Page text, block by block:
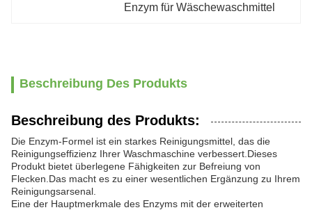
Enzym für Wäschewaschmittel
Beschreibung Des Produkts
Beschreibung des Produkts:
Die Enzym-Formel ist ein starkes Reinigungsmittel, das die
Reinigungseffizienz Ihrer Waschmaschine verbessert.Dieses
Produkt bietet überlegene Fähigkeiten zur Befreiung von
Flecken.Das macht es zu einer wesentlichen Ergänzung zu Ihrem
Reinigungsarsenal.
Eine der Hauptmerkmale des Enzyms mit der erweiterten